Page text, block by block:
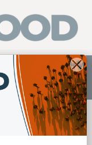
ES